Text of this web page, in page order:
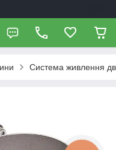
Система живлення